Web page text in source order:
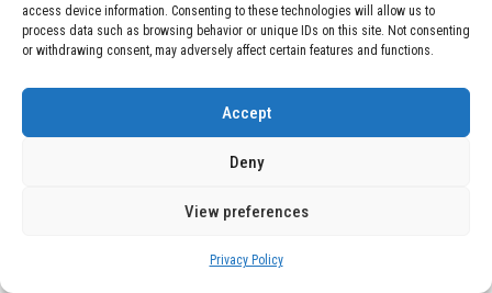
access device information. Consenting to these technologies will allow us to
process data such as browsing behavior or unique IDs on this site. Not consenting
or withdrawing consent, may adversely affect certain features and functions.
Accept
Deny
View preferences
Privacy Policy
DEAL OF THE MONTH
01
Vídeo impactante: BYD revela en
grabación cómo añadir 400 km de rango
en apenas 5 minutos de carga
Motor de 800 W, rango de 45 km y